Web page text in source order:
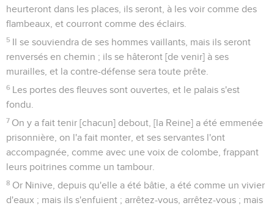
heurteront dans les places, ils seront, à les voir comme des
flambeaux, et courront comme des éclairs.
5 Il se souviendra de ses hommes vaillants, mais ils seront
renversés en chemin ; ils se hâteront [de venir] à ses
murailles, et la contre-défense sera toute prête.
6 Les portes des fleuves sont ouvertes, et le palais s'est
fondu.
7 On y a fait tenir [chacun] debout, [la Reine] a été emmenée
prisonnière, on l'a fait monter, et ses servantes l'ont
accompagnée, comme avec une voix de colombe, frappant
leurs poitrines comme un tambour.
8 Or Ninive, depuis qu'elle a été bâtie, a été comme un vivier
d'eaux ; mais ils s'enfuient ; arrêtez-vous, arrêtez-vous ; mais